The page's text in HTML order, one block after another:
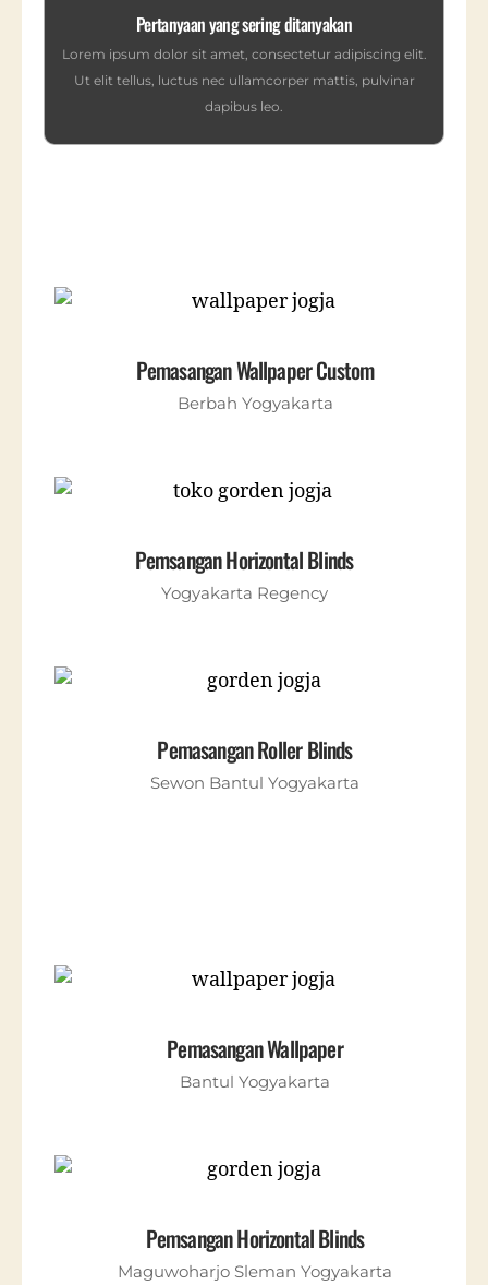
Pertanyaan yang sering ditanyakan
Lorem ipsum dolor sit amet, consectetur adipiscing elit.
Ut elit tellus, luctus nec ullamcorper mattis, pulvinar
dapibus leo.
Pemasangan Wallpaper Custom
Berbah Yogyakarta
Pemsangan Horizontal Blinds
Yogyakarta Regency
Pemasangan Roller Blinds
Sewon Bantul Yogyakarta
Pemasangan Wallpaper
Bantul Yogyakarta
Pemsangan Horizontal Blinds
Maguwoharjo Sleman Yogyakarta